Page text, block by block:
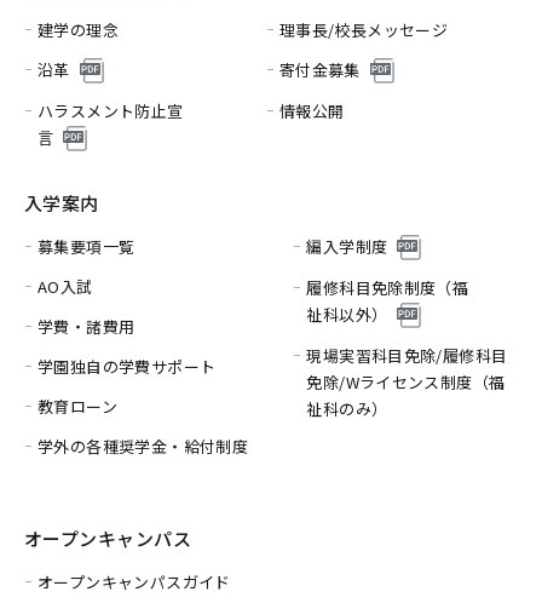
建学の理念
理事長/校長メッセージ
沿革
寄付金募集
ハラスメント防止宣
言
情報公開
入学案内
募集要項一覧
AO入試
学費・諸費用
学園独自の学費サポート
教育ローン
学外の各種奨学金・給付制度
編入学制度
履修科目免除制度（福
祉科以外）
現場実習科目免除/履修科目
免除/Wライセンス制度（福
祉科のみ）
オープンキャンパス
オープンキャンパスガイド